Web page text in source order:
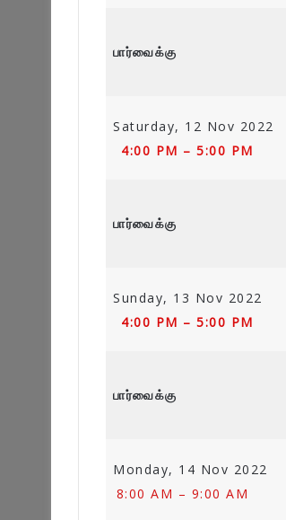
பார்வைக்கு
Saturday, 12 Nov 2022
4:00 PM – 5:00 PM
பார்வைக்கு
Sunday, 13 Nov 2022
4:00 PM – 5:00 PM
பார்வைக்கு
Monday, 14 Nov 2022
8:00 AM – 9:00 AM